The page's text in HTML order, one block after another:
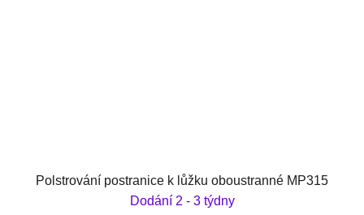
Polstrování postranice k lůžku oboustranné MP315
Dodání 2 - 3 týdny